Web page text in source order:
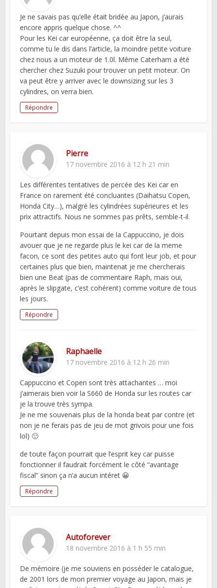
Je ne savais pas qu’elle était bridée au Japon, j’aurais
encore appris quelque chose. ^^
Pour les Kei car européenne, ça doit être la seul,
comme tu le dis dans l’article, la moindre petite voiture
chez nous a un moteur de 1.0l. Même Caterham a été
chercher chez Suzuki pour trouver un petit moteur. On
va peut être y arriver avec le downsizing sur les 3
cylindres, on verra bien.
Répondre
Pierre
17 novembre 2016 à 12 h 21 min
Les différentes tentatives de percée des Kei car en
France on rarement été concluantes (Daihatsu Copen,
Honda City…), malgré les cylindrées supérieures et les
prix attractifs. Nous ne sommes pas prêts, semble-t-il.
Pourtant depuis mon essai de la Cappuccino, je dois
avouer que je ne regarde plus le kei car de la meme
facon, ce sont des petites auto qui font leur job, et pour
certaines plus que bien, maintenat je me chercherais
bien une Beat (pas de commentaire Raph, mais oui,
après le slipgate, c’est cohérent) comme voiture de tous
les jours.
Répondre
Raphaelle
17 novembre 2016 à 12 h 26 min
Cappuccino et Copen sont très attachantes … moi
j’aimerais bien voir la S660 de Honda sur les routes car
je la trouve très sympa.
Je ne me souvenais plus de la honda beat par contre (et
non je ne ferais pas de jeu de mot grivois pour une fois
lol) 🙂
de toute façon pourrait que l’esprit key car puisse
fonctionner il faudrait forcément le côté “avantage
fiscal” sinon ça n’a aucun intéret 😀
Répondre
Autoforever
18 novembre 2016 à 1 h 55 min
De mémoire (je me souviens en posséder le catalogue,
de 2001 lors de mon premier voyage au Japon, mais je